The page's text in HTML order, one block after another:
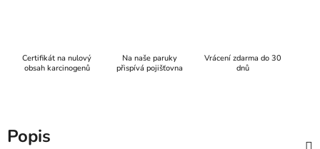
Certifikát na nulový
obsah karcinogenů
Na naše paruky
přispívá pojišťovna
Vrácení zdarma do 30
dnů
Popis